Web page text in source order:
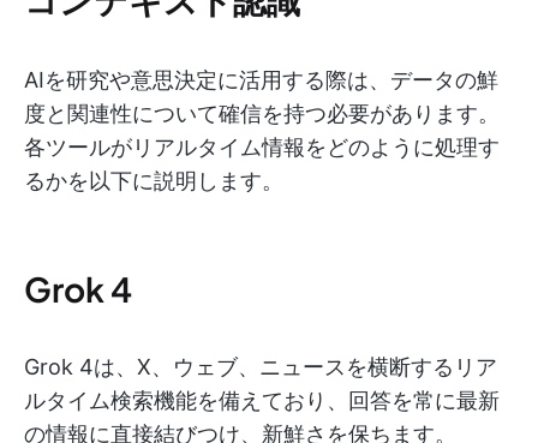
AIを研究や意思決定に活用する際は、データの鮮
度と関連性について確信を持つ必要があります。
各ツールがリアルタイム情報をどのように処理す
るかを以下に説明します。
Grok 4
Grok 4は、X、ウェブ、ニュースを横断するリア
ルタイム検索機能を備えており、回答を常に最新
の情報に直接結びつけ、新鮮さを保ちます。